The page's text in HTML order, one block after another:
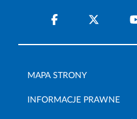
MAPA STRONY
INFORMACJE PRAWNE